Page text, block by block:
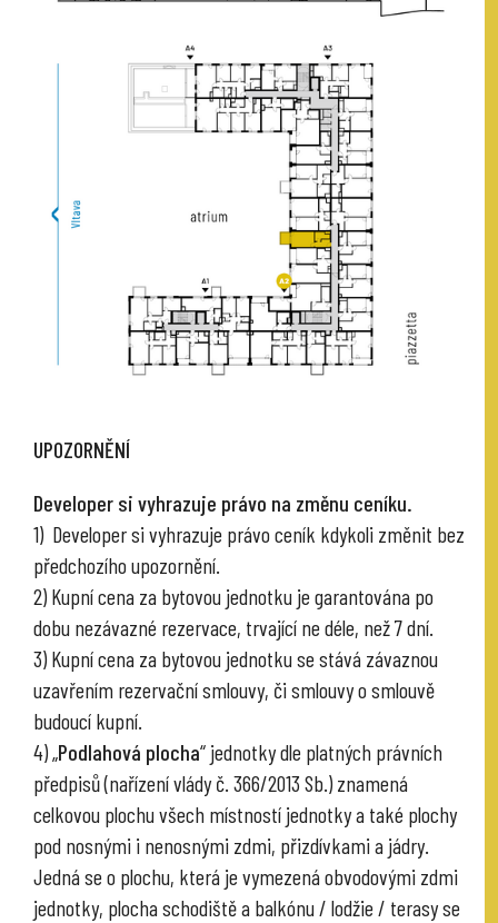
UPOZORNĚNÍ
Developer si vyhrazuje právo na změnu ceníku.
1) Developer si vyhrazuje právo ceník kdykoli změnit bez
předchozího upozornění.
2) Kupní cena za bytovou jednotku je garantována po
dobu nezávazné rezervace, trvající ne déle, než 7 dní.
3) Kupní cena za bytovou jednotku se stává závaznou
uzavřením rezervační smlouvy, či smlouvy o smlouvě
budoucí kupní.
4) „Podlahová plocha“ jednotky dle platných právních
předpisů (nařízení vlády č. 366/2013 Sb.) znamená
celkovou plochu všech místností jednotky a také plochy
pod nosnými i nenosnými zdmi, přizdívkami a jádry.
Jedná se o plochu, která je vymezená obvodovými zdmi
jednotky, plocha schodiště a balkónu / lodžie / terasy se